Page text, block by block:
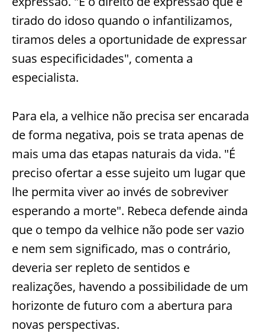
tirado do idoso quando o infantilizamos,
tiramos deles a oportunidade de expressar
suas especificidades", comenta a
especialista.
Para ela, a velhice não precisa ser encarada
de forma negativa, pois se trata apenas de
mais uma das etapas naturais da vida. "É
preciso ofertar a esse sujeito um lugar que
lhe permita viver ao invés de sobreviver
esperando a morte". Rebeca defende ainda
que o tempo da velhice não pode ser vazio
e nem sem significado, mas o contrário,
deveria ser repleto de sentidos e
realizações, havendo a possibilidade de um
horizonte de futuro com a abertura para
novas perspectivas.